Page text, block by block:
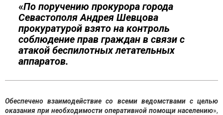
«По поручению прокурора города
Севастополя Андрея Шевцова
прокуратурой взято на контроль
соблюдение прав граждан в связи с
атакой беспилотных летательных
аппаратов.
Обеспечено взаимодействие со всеми ведомствами с целью
оказания при необходимости оперативной помощи населению»,